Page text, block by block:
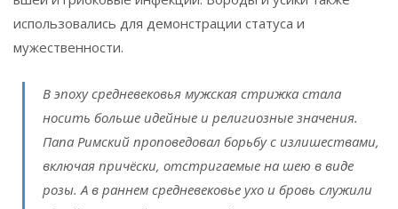
использовались для демонстрации статуса и
мужественности.
В эпоху средневековья мужская стрижка стала
носить больше идейные и религиозные значения.
Папа Римский проповедовал борьбу с излишествами,
включая причёски, отстригаемые на шею в виде
розы. А в раннем средневековье ухо и бровь служили